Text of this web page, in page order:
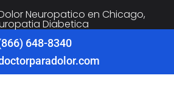
648-8340
Neuropatico en Chicago,
Diabetica